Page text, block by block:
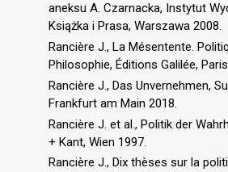
aneksu A. Czarnacka, Instytut
Książka i Prasa, Warszawa 2008.
Rancière J., La Mésentente.
Philosophie, Éditions Galilée,
Rancière J., Das Unvernehmen,
Frankfurt am Main 2018.
Rancière J. et al., Politik der
+ Kant, Wien 1997.
Rancière J., Dix thèses sur la